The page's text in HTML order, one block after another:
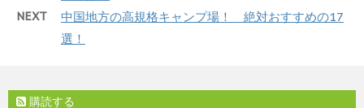
NEXT
中国地方の高規格キャンプ場！ 絶対おすすめの17
選！
購読する